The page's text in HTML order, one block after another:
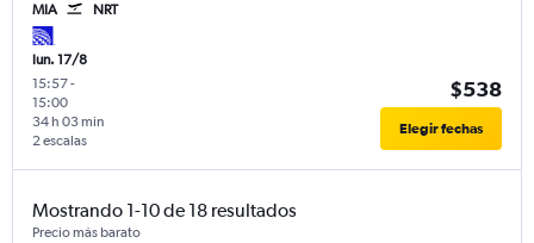
MIA NRT
lun. 17/8
15:57-
15:00
2 escalas
34 h 03 min
$538
Elegir fechas
Mostrando 1-10 de 18 resultados
Precio más barato